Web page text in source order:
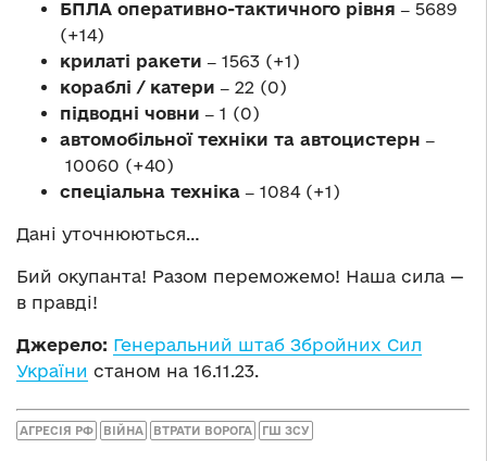
БПЛА оперативно-тактичного рівня ‒ 5689
(+14)
крилаті ракети ‒ 1563 (+1)
кораблі / катери ‒ 22 (0)
підводні човни ‒ 1 (0)
автомобільної техніки та автоцистерн ‒
10060 (+40)
спеціальна техніка ‒ 1084 (+1)
Дані уточнюються…
Бий окупанта! Разом переможемо! Наша сила —
в правді!
Джерело: Генеральний штаб Збройних Сил
України станом на 16.11.23.
АГРЕСІЯ РФ ВІЙНА ВТРАТИ ВОРОГА ГШ ЗСУ